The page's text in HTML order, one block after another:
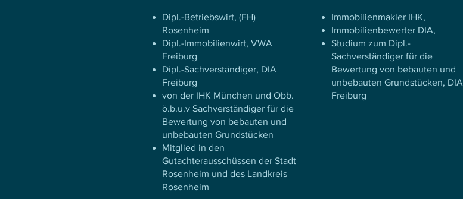
Dipl.-Betriebswirt, (FH)
Rosenheim
Dipl.-Immobilienwirt, VWA
Freiburg
Dipl.-Sachverständiger, DIA
Freiburg
von der IHK München und Obb.
ö.b.u.v Sachverständiger für die
Bewertung von bebauten und
unbebauten Grundstücken
Mitglied in den
Gutachterausschüssen der Stadt
Rosenheim und des Landkreis
Rosenheim
Immobilienmakler IHK,
Immobilienbewerter DIA,
Studium zum Dipl.-
Sachverständiger für die
Bewertung von bebauten und
unbebauten Grundstücken, DIA
Freiburg